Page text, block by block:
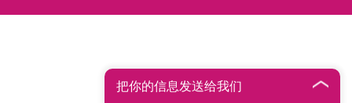
把你的信息发送给我们